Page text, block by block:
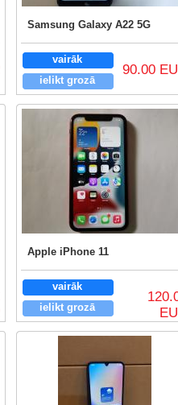
Samsung Galaxy A22 5G
vairāk
ielikt grozā
90.00
Apple iPhone 11
vairāk
ielikt grozā